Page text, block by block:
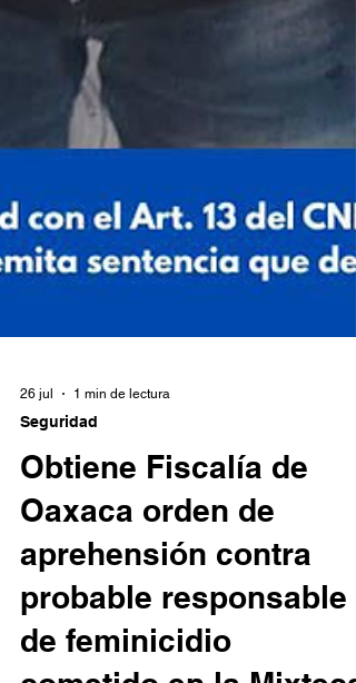
26 jul 1 min de lectura
Seguridad
Obtiene Fiscalía de
Oaxaca orden de
aprehensión contra
probable responsable